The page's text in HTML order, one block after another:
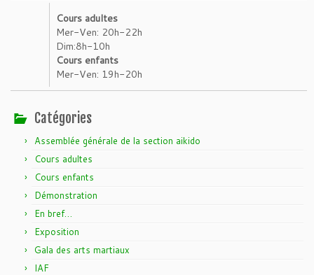
Cours adultes
Mer-Ven: 20h-22h
Dim:8h-10h
Cours enfants
Mer-Ven: 19h-20h
Catégories
Assemblée générale de la section aikido
Cours adultes
Cours enfants
Démonstration
En bref…
Exposition
Gala des arts martiaux
IAF